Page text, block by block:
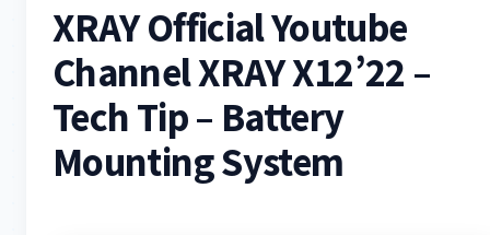
XRAY Official Youtube
Channel XRAY X12’22 –
Tech Tip – Battery
Mounting System